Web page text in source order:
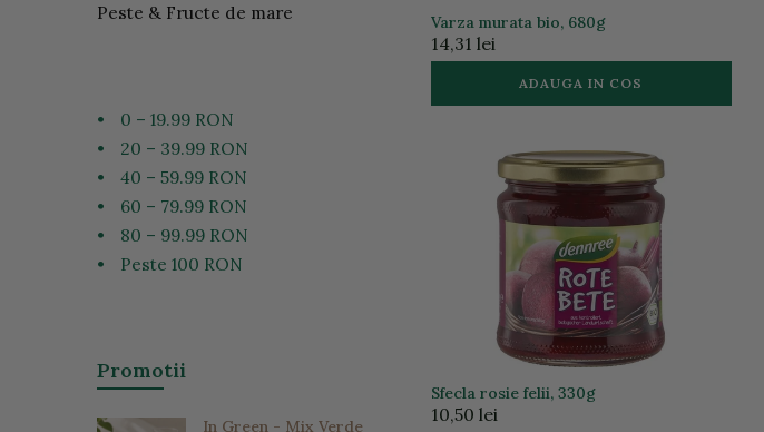
Varza murata bio, 680g
14,31 lei
ADAUGA IN COS
Sfecla rosie felii, 330g
10,50 lei
Peste & Fructe de mare
•
0 – 19.99 RON
•
20 – 39.99 RON
•
40 – 59.99 RON
•
60 – 79.99 RON
•
80 – 99.99 RON
•
Peste 100 RON
Promotii
In Green - Mix Verde